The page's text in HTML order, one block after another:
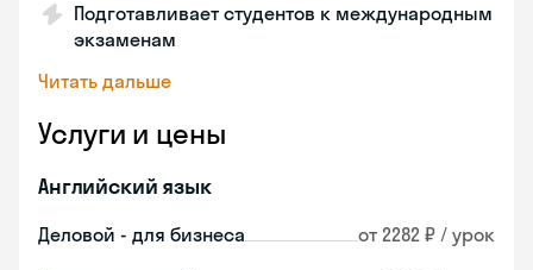
Подготавливает студентов к международным
экзаменам
Читать дальше
Услуги и цены
Английский язык
Деловой - для бизнеса от 2282 ₽ / урок